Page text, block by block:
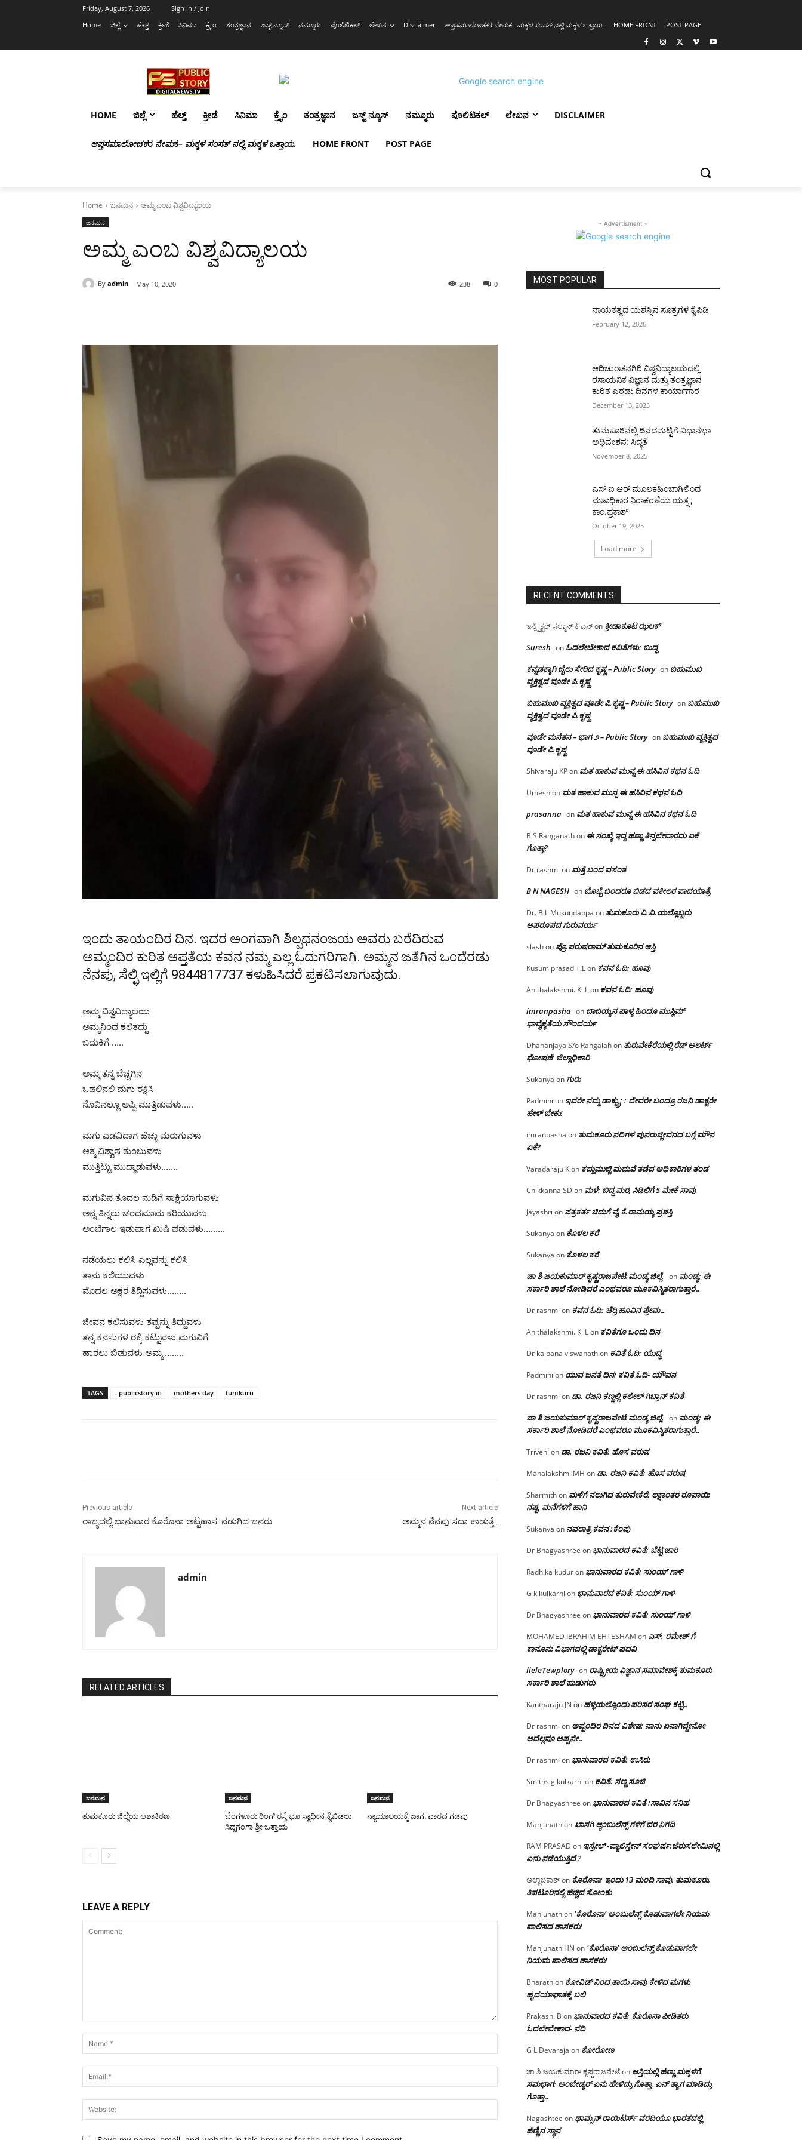
Friday, August 7, 2026
Sign in / Join
Home
ಜಿಲ್ಲೆ ಹೆಲ್ತ್ ಕ್ರೀಡೆ ಸಿನಿಮಾ ಕ್ರೈಂ ತಂತ್ರಜ್ಞಾನ ಜಸ್ಟ್ ನ್ಯೂಸ್ ನಮ್ಮೂರು ಪೊಲಿಟಿಕಲ್ ಲೇಖನ Disclaimer ಆಪ್ತಸಮಾಲೋಚಕರ ನೇಮಕ– ಮಕ್ಕಳ ಸಂಸತ್ ನಲ್ಲಿ ಮಕ್ಕಳ ಒತ್ತಾಯ. HOME FRONT POST PAGE
HOME ಜಿಲ್ಲೆ ಹೆಲ್ತ್ ಕ್ರೀಡೆ ಸಿನಿಮಾ ಕ್ರೈಂ ತಂತ್ರಜ್ಞಾನ ಜಸ್ಟ್ ನ್ಯೂಸ್ ನಮ್ಮೂರು ಪೊಲಿಟಿಕಲ್ ಲೇಖನ DISCLAIMER
ಆಪ್ತಸಮಾಲೋಚಕರ ನೇಮಕ– ಮಕ್ಕಳ ಸಂಸತ್ ನಲ್ಲಿ ಮಕ್ಕಳ ಒತ್ತಾಯ. HOME FRONT POST PAGE
Home ಜನಮನ ಅಮ್ಮ ಎಂಬ ವಿಶ್ವವಿದ್ಯಾಲಯ
ಜನಮನ
ಅಮ್ಮ ಎಂಬ ವಿಶ್ವವಿದ್ಯಾಲಯ
By admin May 10, 2020 0
238
ಇಂದು ತಾಯಂದಿರ ದಿ‌ನ. ಇದರ ಅಂಗವಾಗಿ ಶಿಲ್ಪಧನಂಜಯ ಅವರು ಬರೆದಿರುವ
ಅಮ್ಮಂದಿರ ಕುರಿತ ಆಪ್ತತೆಯ ಕವನ ನಮ್ಮ ಎಲ್ಲ ಓದುಗರಿಗಾಗಿ. ಅಮ್ಮನ ಜತೆಗಿನ ಒಂದೆರಡು
ನೆನಪು, ಸೆಲ್ಫಿ ಇಲ್ಲಿಗೆ 9844817737 ಕಳುಹಿಸಿದರೆ ಪ್ರಕಟಿಸಲಾಗುವುದು.
ಅಮ್ಮ ವಿಶ್ವವಿದ್ಯಾಲಯ
ಅಮ್ಮನಿಂದ ಕಲಿತದ್ದು
ಬದುಕಿಗೆ …..
ಅಮ್ಮ ತನ್ನ ಬೆಚ್ಚಗಿನ
ಒಡಲಿನಲಿ ಮಗು ರಕ್ಷಿಸಿ
ನೊವಿನಲ್ಲೂ ಅಪ್ಪಿ ಮುತ್ತಿಡುವಳು…..
ಮಗು ಎಡವಿದಾಗ ಹೆಚ್ಚು ಮರುಗುವಳು
ಆತ್ಮ ವಿಶ್ವಾಸ ತುಂಬುವಳು
ಮುತ್ತಿಟ್ಟು ಮುದ್ದಾಡುವಳು…….
ಮಗುವಿನ ತೊದಲ ನುಡಿಗೆ ಸಾಕ್ಷಿಯಾಗುವಳು
ಅನ್ನ ತಿನ್ನಲು ಚಂದಮಾಮ ಕರಿಯುವಳು
ಅಂಬೆಗಾಲ ಇಡುವಾಗ ಖುಷಿ ಪಡುವಳು………
ನಡೆಯಲು ಕಲಿಸಿ ಎಲ್ಲವನ್ನು ಕಲಿಸಿ
ತಾನು ಕಲಿಯುವಳು
ಮೊದಲ ಅಕ್ಷರ ತಿದ್ದಿಸುವಳು……..
ಜೀವನ ಕಲಿಸುವಳು ತಪ್ಪನ್ನು ತಿದ್ದುವಳು
ತನ್ನ ಕನಸುಗಳ ರಕ್ಕೆ ಕಟ್ಟುವಳು ಮಗುವಿಗೆ
ಹಾರಲು ಬಿಡುವಳು ಅಮ್ಮ ……..
TAGS . publicstory.in mothers day tumkuru
Previous article
ರಾಜ್ಯದಲ್ಲಿ ಭಾನುವಾರ ಕೊರೊನಾ ಅಟ್ಟಹಾಸ: ನಡುಗಿದ ಜನರು
Next article
ಅಮ್ಮನ ನೆನಪು ಸದಾ ಕಾಡುತ್ತೆ..
admin
RELATED ARTICLES
ಜನಮನ
ತುಮಕೂರು ಜಿಲ್ಲೆಯ ಆಶಾಕಿರಣ
ಜನಮನ
ಬೆಂಗಳೂರು ರಿಂಗ್ ರಸ್ತೆ ಭೂ ಸ್ವಾಧೀನ ಕೈಬಿಡಲು
ಸಿದ್ದಗಂಗಾ ಶ್ರೀ ಒತ್ತಾಯ
ಜನಮನ
ನ್ಯಾಯಾಲಯಕ್ಕೆ ಜಾಗ: ವಾರದ ಗಡವು
LEAVE A REPLY
- Advertisment -
MOST POPULAR
ನಾಯಕತ್ವದ ಯಶಸ್ಸಿನ ಸೂತ್ರಗಳ ಕೈಪಿಡಿ
February 12, 2026
ಆದಿಚುಂಚನಗಿರಿ ವಿಶ್ವವಿದ್ಯಾಲಯದಲ್ಲಿ
ರಸಾಯನಿಕ ವಿಜ್ಞಾನ ಮತ್ತು ತಂತ್ರಜ್ಞಾನ
ಕುರಿತ ಎರಡು ದಿನಗಳ ಕಾರ್ಯಾಗಾರ
December 13, 2025
ತುಮಕೂರಿನಲ್ಲಿ ದಿನದಮಟ್ಟಿಗೆ ವಿಧಾನಭಾ
ಅಧಿವೇಶನ: ಸಿದ್ಧತೆ
November 8, 2025
ಎಸ್ ಐ ಆರ್ ಮೂಲಕಹಿಂಬಾಗಿಲಿಂದ
ಮತಾಧಿಕಾರ ನಿರಾಕರಣೆಯ ಯತ್ನ ;
ಕಾಂ.ಪ್ರಕಾಶ್
October 19, 2025
Load more
RECENT COMMENTS
ಇನ್ಸ್ಪೆಕ್ಟರ್ ಸಲ್ಮಾನ್ ಕೆ ಎನ್on ಕ್ರೀಡಾಕೂಟ ಝಲಕ್
Suresh on ಓದಲೇಬೇಕಾದ‌ ಕವಿತೆಗಳು: ಬುದ್ಧ
ಕನ್ನಡಕ್ಕಾಗಿ ಜೈಲು ಸೇರಿದ ಕೃಷ್ಣ – Public Story on ಬಹುಮುಖ
ವ್ಯಕ್ತಿತ್ವದ ವೂಡೇ ಪಿ.ಕೃಷ್ಣ
ಬಹುಮುಖ ವ್ಯಕ್ತಿತ್ವದ ವೂಡೇ ಪಿ.ಕೃಷ್ಣ – Public Story on ಬಹುಮುಖ
ವ್ಯಕ್ತಿತ್ವದ ವೂಡೇ ಪಿ.ಕೃಷ್ಣ
ವೂಡೇ ಮನೆತನ – ಭಾಗ ೨ – Public Story on ಬಹುಮುಖ ವ್ಯಕ್ತಿತ್ವದ
ವೂಡೇ ಪಿ.ಕೃಷ್ಣ
Shivaraju KPon ಮತ ಹಾಕುವ ಮುನ್ನ ಈ ಹಸಿವಿನ ಕಥನ ಓದಿ
Umeshon ಮತ ಹಾಕುವ ಮುನ್ನ ಈ ಹಸಿವಿನ ಕಥನ ಓದಿ
prasanna on ಮತ ಹಾಕುವ ಮುನ್ನ ಈ ಹಸಿವಿನ ಕಥನ ಓದಿ
B S Ranganathon ಈ ಸಂಖ್ಯೆ ಇದ್ದ ಹಣ್ಣು ತಿನ್ನಲೇಬಾರದು ಏಕೆ
ಗೊತ್ತಾ?
Dr rashmi on ಮತ್ತೆ ಬಂದ ವಸಂತ
B N NAGESH on ಬೊಬ್ಬೆ ಬಂದರೂ ಬಿಡದ ವಕೀಲರ ಪಾದಯಾತ್ರೆ
Dr. B L Mukundappa on ತುಮಕೂರು‌ ವಿ.ವಿ.ಯಲ್ಲೊಬ್ಬರು
ಅಪರೂಪದ ಗುರುವರ್ಯ
slashon ಪ್ರೊ.ಪರುಷರಾಮ್ ತುಮಕೂರಿನ ಆಸ್ತಿ
Kusum prasad T.Lon ಕವನ ಓದಿ: ಹೂವು
Anithalakshmi. K. Lon ಕವನ ಓದಿ: ಹೂವು
imranpasha on ಬಾಬಯ್ಯನ ಪಾಳ್ಯ ಹಿಂದೂ ಮುಸ್ಲಿಮ್
ಭಾವೈಕ್ಯತೆಯ ಸೌಂದರ್ಯ
Dhananjaya S/o Rangaiahon ತುರುವೇಕೆರೆಯಲ್ಲಿ ರೆಡ್ ಅಲರ್ಟ್
ಘೋಷಣೆ: ಜಿಲ್ಲಾಧಿಕಾರಿ
Sukanya onಗುರು
Padmini on ಇವರೇ ನಮ್ಮ ಡಾಕ್ಟ್ರು; : ದೇವರೇ ಬಂದ್ರೂ ರಜನಿ ಡಾಕ್ಟರೇ
ಹೇಳ್ ಬೇಕು!
imranpasha on ತುಮಕೂರು ನದಿಗಳ ಪುನರುಜ್ಜೀವನದ ಬಗ್ಗೆ ಮೌನ
ಏಕೆ?
Varadaraju Kon ಕದ್ದುಮುಚ್ಚಿ ಮದುವೆ ತಡೆದ ಅಧಿಕಾರಿಗಳ ತಂಡ
Chikkanna SD on ಮಳೆ: ಬಿದ್ದ ಮರ, ಸಿಡಿಲಿಗೆ 5 ಮೇಕೆ ಸಾವು
Jayashri on ಪತ್ರಕರ್ತ ಚಿದುಗೆ ವೈ.ಕೆ.ರಾಮಯ್ಯ ಪ್ರಶಸ್ತಿ
Sukanya on ಕೊಳಲ ಕರೆ
Sukanya on ಕೊಳಲ ಕರೆ
ಚಾ ಶಿ ಜಯಕುಮಾರ್ ಕೃಷ್ಣರಾಜಪೇಟೆ.ಮಂಡ್ಯ ಜಿಲ್ಲೆ. on ಮಂಡ್ಯ: ಈ
ಸರ್ಕಾರಿ ಶಾಲೆ ನೋಡಿದರೆ ಎಂಥವರೂ ಮೂಕವಿಸ್ಮಿತರಾಗುತ್ತಾರೆ…
Dr rashmi on ಕವನ ಓದಿ: ಚೆರ್ರಿ ಹೂವಿನ ಪ್ರೇಮ…
Anithalakshmi. K. Lon ಕವಿತೆಗೂ ಒಂದು ದಿನ
Dr kalpana viswanathon ಕವಿತೆ ಓದಿ: ಯುದ್ಧ
Padmini on ಯುವ ಜನತೆ ದಿನ: ಕವಿತೆ ಓದಿ- ಯೌವನ
Dr rashmi on ಡಾ. ರಜನಿ‌ ಕಣ್ಣಲ್ಲಿ ಕಲೀಲ್ ಗಿಬ್ರಾನ್ ಕವಿತೆ
ಚಾ ಶಿ ಜಯಕುಮಾರ್ ಕೃಷ್ಣರಾಜಪೇಟೆ.ಮಂಡ್ಯ ಜಿಲ್ಲೆ. on ಮಂಡ್ಯ: ಈ
ಸರ್ಕಾರಿ ಶಾಲೆ ನೋಡಿದರೆ ಎಂಥವರೂ ಮೂಕವಿಸ್ಮಿತರಾಗುತ್ತಾರೆ…
Triveni on ಡಾ. ರಜನಿ ಕವಿತೆ: ಹೊಸ ವರುಷ
Mahalakshmi MH on ಡಾ. ರಜನಿ ಕವಿತೆ: ಹೊಸ ವರುಷ
Sharmithon ಮಳೆಗೆ ನಲುಗಿದ ತುರುವೇಕೆರೆ: ಲಕ್ಷಾಂತರ ರೂಪಾಯಿ
ನಷ್ಟ, ಮನೆಗಳಿಗೆ ಹಾನಿ
Sukanya on ನವರಾತ್ರಿ ಕವನ :ಕೆಂಪು
Dr Bhagyashree on ಭಾನುವಾರದ ಕವಿತೆ: ಬೆಟ್ಟ ಜಾರಿ
Radhika kuduron ಭಾನುವಾರದ ಕವಿತೆ: ಸುಂಯ್ ಗಾಳಿ
G k kulkarni on ಭಾನುವಾರದ ಕವಿತೆ: ಸುಂಯ್ ಗಾಳಿ
Dr Bhagyashree on ಭಾನುವಾರದ ಕವಿತೆ: ಸುಂಯ್ ಗಾಳಿ
MOHAMED IBRAHIM EHTESHAM on ಎಸ್. ರಮೇಶ್ ಗೆ
ಕಾನೂನು ವಿಭಾಗದಲ್ಲಿ ಡಾಕ್ಟರೇಟ್ ಪದವಿ
lieleTewplory on ರಾಷ್ಟ್ರೀಯ ವಿಜ್ಞಾನ ಸಮಾವೇಶಕ್ಕೆ‌ ತುಮಕೂರು
ಸರ್ಕಾರಿ ಶಾಲೆ ಹುಡುಗರು
Kantharaju JN on ಹಳ್ಳಿಯಲ್ಲೊಂದು ಪರಿಸರ ಸಂಘ ಕಟ್ಟಿ…
Dr rashmi on ಅಪ್ಪಂದಿರ ದಿನದ ವಿಶೇಷ: ನಾನು ಏನಾಗಿದ್ದೇನೋ‌
ಅದೆಲ್ಲವೂ ಅಪ್ಪನೇ…
Dr rashmi on ಭಾನುವಾರದ ಕವಿತೆ: ಉಸಿರು
Smiths g kulkarni on ಕವಿತೆ: ಸಣ್ಣ ಸೂಜಿ
Dr Bhagyashree on ಭಾನುವಾರದ ಕವಿತೆ :ಸಾವಿನ ಸನಿಹ
Manjunathonಖಾಸಗಿ ಆ್ಯಂಬುಲೆನ್ಸ್ ಗಳಿಗೆ ದರ ನಿಗದಿ
RAM PRASAD on ಇಸ್ರೇಲ್ -ಪ್ಯಾಲಿಸ್ತೇನ್ ಸಂಘರ್ಷ:ಜೆರುಸಲೇಮಿನಲ್ಲಿ
ಏನು ನಡೆಯುತ್ತಿದೆ ?
ಅಲ್ಲಾಬಕಾಶ್on ಕೊರೊನಾ: ಇಂದು 13 ಮಂದಿ ಸಾವು, ತುಮಕೂರು,
ತಿಪಟೂರಿನಲ್ಲಿ ಹೆಚ್ಚಿದ ಸೋಂಕು
Manjunathon ‘ಕೊರೊನಾ’ ಅಂಬುಲೆನ್ಸ್ ಕೊಡುವಾಗಲೇ ನಿಯಮ
ಪಾಲಿಸದ ಶಾಸಕರು!
Manjunath HN on ‘ಕೊರೊನಾ’ ಅಂಬುಲೆನ್ಸ್ ಕೊಡುವಾಗಲೇ
ನಿಯಮ ಪಾಲಿಸದ ಶಾಸಕರು!
Bharathon ಕೋವಿಡ್ ನಿಂದ ತಾಯಿ ಸಾವು ಕೇಳಿದ ಮಗಳು
ಹೃದಯಾಘಾತಕ್ಕೆ ಬಲಿ
Prakash. B on ಭಾನುವಾರದ ಕವಿತೆ: ಕೊರೊನಾ ಪೀಡಿತರು
ಓದಲೇಬೇಕಾದ- ನದಿ
G L Devaraja on ಕೋರೋಣ
ಚಾ ಶಿ ಜಯಕುಮಾರ್ ಕೃಷ್ಣರಾಜಪೇಟೆon ಆಸ್ತಿಯಲ್ಲಿ ಹೆಣ್ಣು ಮಕ್ಕಳಿಗೆ
ಸಮಭಾಗ; ಅಂಬೇಡ್ಕರ್ ಏನು ಹೇಳಿದ್ರು ಗೊತ್ತಾ, ಏನ್ ತ್ಯಾಗ ಮಾಡಿದ್ರು
ಗೊತ್ತಾ…
Nagashtee on ಥಾಮ್ಸನ್ ರಾಯಿಟರ್ಸ್ ವರದಿಯೂ ಭಾರತದಲ್ಲಿ
ಹೆಣ್ಣಿನ ಸ್ಥಾನ‌